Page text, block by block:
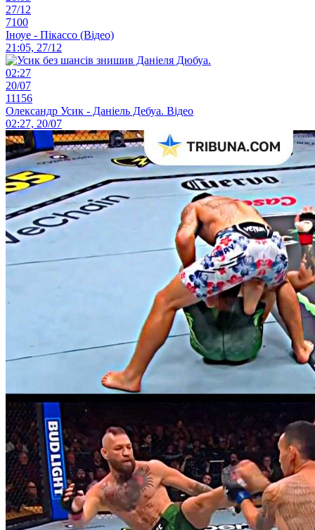
27/12
7100
Іноуе - Пікассо (Відео)
21:05, 27/12
02:27
20/07
11156
Олександр Усик - Даніель Дебуа. Відео
02:27, 20/07